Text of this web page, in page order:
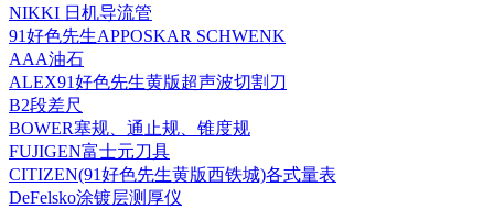
NIKKI 日机导流管
91好色先生APPOSKAR SCHWENK
AAA油石
ALEX91好色先生黄版超声波切割刀
B2段差尺
BOWER塞规、通止规、锥度规
FUJIGEN富士元刀具
CITIZEN(91好色先生黄版西铁城)各式量表
DeFelsko涂镀层测厚仪